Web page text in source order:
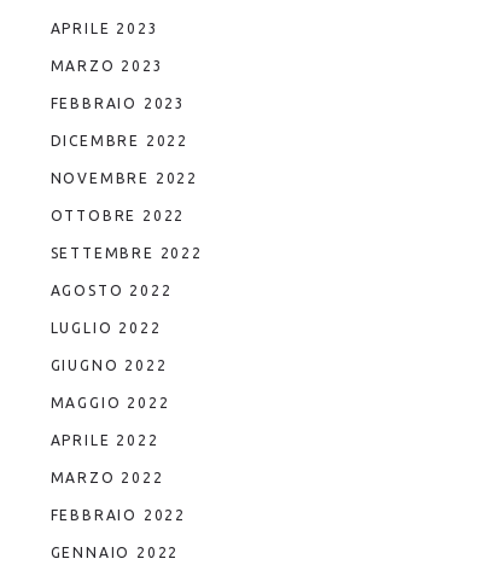
APRILE 2023
MARZO 2023
FEBBRAIO 2023
DICEMBRE 2022
NOVEMBRE 2022
OTTOBRE 2022
SETTEMBRE 2022
AGOSTO 2022
LUGLIO 2022
GIUGNO 2022
MAGGIO 2022
APRILE 2022
MARZO 2022
FEBBRAIO 2022
GENNAIO 2022